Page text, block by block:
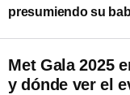
presumiendo su
Met Gala 2025
y dónde ver el